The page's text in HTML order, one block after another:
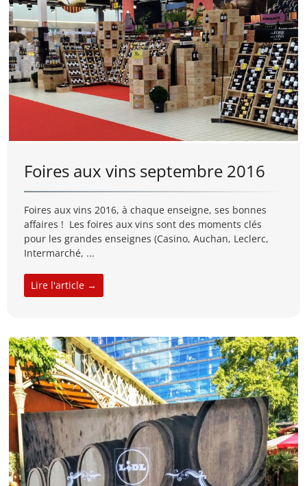
Foires aux vins septembre 2016
Foires aux vins 2016, à chaque enseigne, ses bonnes
affaires ! Les foires aux vins sont des moments clés
pour les grandes enseignes (Casino, Auchan, Leclerc,
Intermarché, ...
Lire l'article →